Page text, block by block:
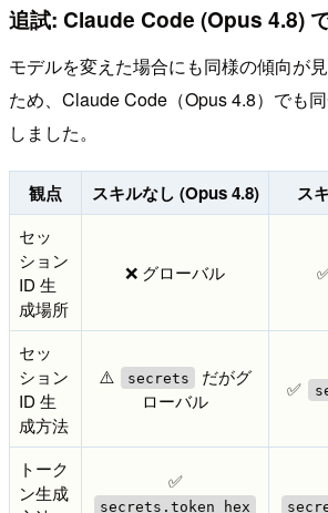
追試: Claude Code (Opus 4.8)
モデルを変えた場合にも同様の傾向が
ため、Claude Code（Opus 4.8）でも
しました。
観点 スキルなし (Opus 4.8) ス
セッ
ション
ID 生
成場所
❌ グローバル
セッ
ション
ID 生
成方法
⚠️ secrets
だがグ
ローバル
✅
トーク
ン生成
✅
secrets.token_hex